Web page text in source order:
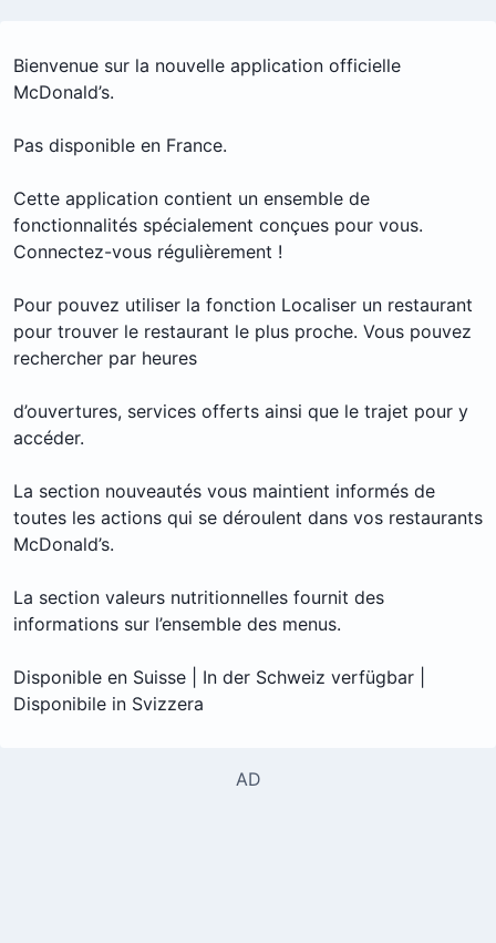
Bienvenue sur la nouvelle application officielle
McDonald’s.
Pas disponible en France.
Cette application contient un ensemble de
fonctionnalités spécialement conçues pour vous.
Connectez-vous régulièrement !
Pour pouvez utiliser la fonction Localiser un restaurant
pour trouver le restaurant le plus proche. Vous pouvez
rechercher par heures
d’ouvertures, services offerts ainsi que le trajet pour y
accéder.
La section nouveautés vous maintient informés de
toutes les actions qui se déroulent dans vos restaurants
McDonald’s.
La section valeurs nutritionnelles fournit des
informations sur l’ensemble des menus.
Disponible en Suisse | In der Schweiz verfügbar |
Disponibile in Svizzera
AD